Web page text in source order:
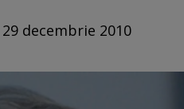
decembrie 2010